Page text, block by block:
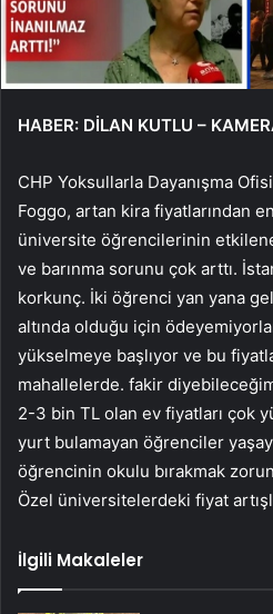
HABER: DİLAN KUTLU –
CHP Yoksullarla Dayanışma
Foggo, artan kira fiyatlarından
üniversite öğrencilerinin
ve barınma sorunu çok arttı.
korkunç. İki öğrenci yan yana
altında olduğu için
yükselmeye başlıyor ve bu
mahallelerde. fakir
2-3 bin TL olan ev fiyatları çok
yurt bulamayan öğrenciler
öğrencinin okulu bırakmak
Özel üniversitelerdeki fiyat
İlgili Makaleler